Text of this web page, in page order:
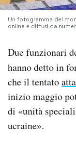
SHOP
CALENDARIO
AREA
Area Personale
Newsletter
Notifiche
Un fotogramma del
online e diffusi da
Due funzionari
hanno detto in
che il tentato
inizio maggio
di «unità
ucraine».